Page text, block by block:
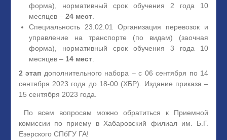
форма), нормативный срок обучения 2 года 10
месяцев – 24 мест.
Специальность 23.02.01 Организация перевозок и
управление на транспорте (по видам) (заочная
форма), нормативный срок обучения 3 года 10
месяцев – 14 мест.
2 этап дополнительного набора – с 06 сентября по 14
сентября 2023 года до 18-00 (ХБР). Издание приказа –
15 сентября 2023 года.
По всем вопросам можно обратиться к Приемной
комиссии по приему в Хабаровский филиал им. Б.Г.
Езерского СПбГУ ГА!